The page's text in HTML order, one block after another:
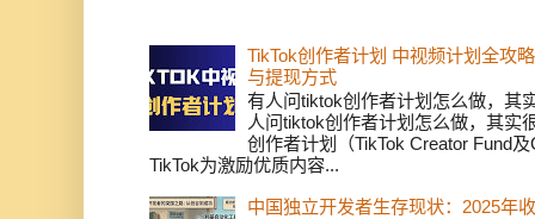
TikTok创作者计划 中视频计划全攻
与提现方式
有人问tiktok创作者计划怎么做，其
人问tiktok创作者计划怎么做，其实
创作者计划（TikTok Creator Fund
TikTok为激励优质内容...
中国独立开发者生存现状：2025年